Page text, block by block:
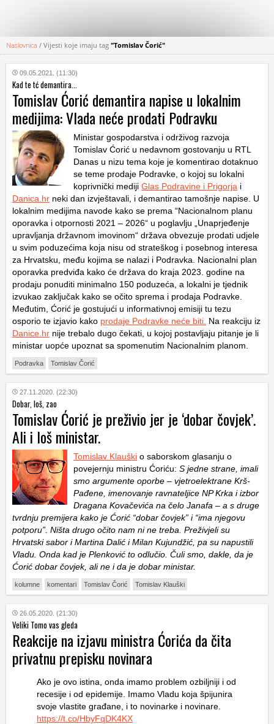
KATEGORIJE
HRVATSKI
WEB
Naslovnica / Vijesti koje imaju tag "Tomislav Čorić"
09.05.2021. (11:30)
Kad te tć demantira...
Tomislav Ćorić demantira napise u lokalnim
medijima: Vlada neće prodati Podravku
Ministar gospodarstva i održivog razvoja
Tomislav Ćorić u nedavnom gostovanju u RTL
Danas u nizu tema koje je komentirao dotaknuo
se teme prodaje Podravke, o kojoj su lokalni
koprivnički mediji Glas Podravine i Prigorja i
Danica.hr neki dan izvještavali, i demantirao tamošnje napise. U
lokalnim medijima navode kako se prema “Nacionalnom planu
oporavka i otpornosti 2021 – 2026“ u poglavlju „Unaprjeđenje
upravljanja državnom imovinom“ država obvezuje prodati udjele
u svim poduzećima koja nisu od strateškog i posebnog interesa
za Hrvatsku, među kojima se nalazi i Podravka. Nacionalni plan
oporavka predviđa kako će država do kraja 2023. godine na
prodaju ponuditi minimalno 150 poduzeća, a lokalni je tjednik
izvukao zaključak kako se očito sprema i prodaja Podravke.
Međutim, Ćorić je gostujući u informativnoj emisiji tu tezu
osporio te izjavio kako prodaje Podravke neće biti. Na reakciju iz
Danice.hr nije trebalo dugo čekati, u kojoj postavljaju pitanje je li
ministar uopće upoznat sa spomenutim Nacionalnim planom.
Podravka Tomislav Čorić
27.11.2020. (22:30)
Dobar, loš, zao
Tomislav Ćorić je preživio jer je ‘dobar čovjek’.
Ali i loš ministar.
Tomislav Klauški o saborskom glasanju o
povejernju ministru Ćoriću: S jedne strane, imali
smo argumente oporbe – vjetroelektrane Krš-
Pađene, imenovanje ravnateljice NP Krka i izbor
Dragana Kovačevića na čelo Janafa – a s druge
tvrdnju premijera kako je Ćorić “dobar čovjek” i “ima njegovu
potporu”. Ništa drugo očito nam ni ne treba. Preživjeli su
Hrvatski sabor i Martina Dalić i Milan Kujundžić, pa su napustili
Vladu. Onda kad je Plenković to odlučio. Čuli smo, dakle, da je
Ćorić dobar čovjek, ali ne i da je dobar ministar.
kolumne komentari Tomislav Čorić Tomislav Klauški
26.05.2020. (21:30)
Veliki Tomo vas gleda
Reakcije na izjavu ministra Ćorića da čita
privatnu prepisku novinara
Ako je ovo istina, onda imamo problem ozbiljniji i od
recesije i od epidemije. Imamo Vladu koja špijunira
svoje vlastite građane, i to novinarke i novinare.
https://t.co/HbyFqDK4KX